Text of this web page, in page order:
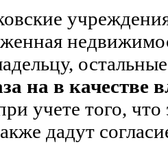
на в качестве
учете того,
дадут